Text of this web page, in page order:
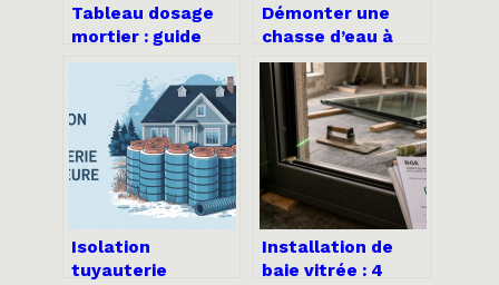
Tableau dosage
mortier : guide
réussir vos
mélanges
Démonter une
chasse d’eau à
bouton poussoir :
guide clair et
sécurisé
Isolation
tuyauterie
Installation de
baie vitrée : 4